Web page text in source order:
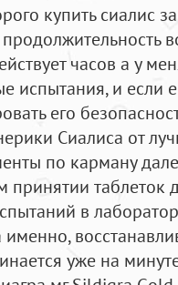
купить сиалис
часов а у
и если
его
Сиалиса от
по карману
принятии
в
уже на